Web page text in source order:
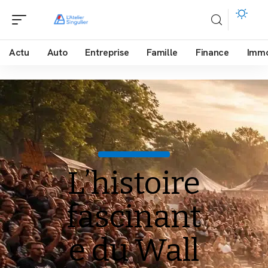
Actu Auto Entreprise Famille Finance
L’histoire
fascinant
e du Wall